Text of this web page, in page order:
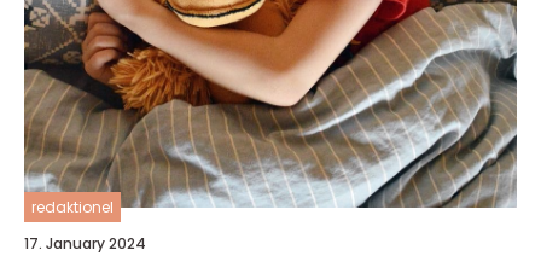
redaktionel
17. January 2024